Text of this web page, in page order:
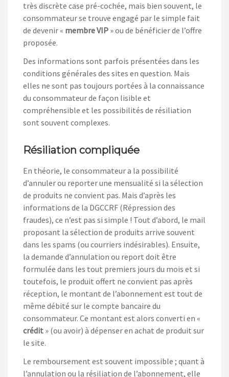
très discrète case pré-cochée, mais bien souvent, le
consommateur se trouve engagé par le simple fait
de devenir « membre VIP » ou de bénéficier de l’offre
proposée.
Des informations sont parfois présentées dans les
conditions générales des sites en question. Mais
elles ne sont pas toujours portées à la connaissance
du consommateur de façon lisible et
compréhensible et les possibilités de résiliation
sont souvent complexes.
Résiliation compliquée
En théorie, le consommateur a la possibilité
d’annuler ou reporter une mensualité si la sélection
de produits ne convient pas. Mais d’après les
informations de la DGCCRF (Répression des
fraudes), ce n’est pas si simple ! Tout d’abord, le mail
proposant la sélection de produits arrive souvent
dans les spams (ou courriers indésirables). Ensuite,
la demande d’annulation ou report doit être
formulée dans les tout premiers jours du mois et si
toutefois, le produit offert ne convient pas après
réception, le montant de l’abonnement est tout de
même débité sur le compte bancaire du
consommateur. Ce montant est alors converti en «
crédit » (ou avoir) à dépenser en achat de produit sur
le site.
Le remboursement est souvent impossible ; quant à
l’annulation ou la résiliation de l’abonnement, elle